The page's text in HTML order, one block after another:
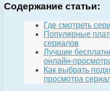
Содержание статьи:
Где смотреть
Популярные
сериалов
Лучшие
онлайн-
Как выбрать
просмотра